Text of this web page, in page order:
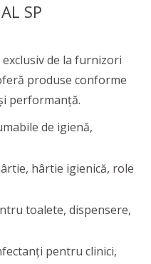
SP
de la furnizori
produse conforme
performanţă.
de igienă,
hârtie igienică, role
toalete, dispensere,
pentru clinici,